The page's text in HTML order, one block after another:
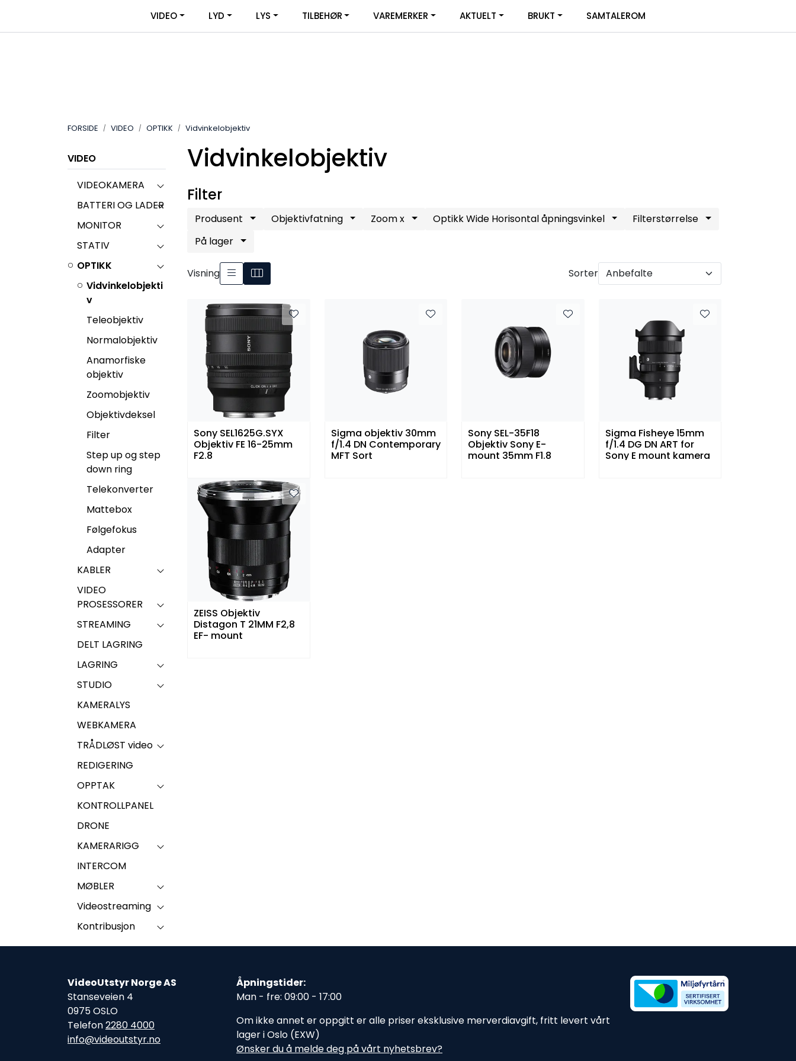
OM VIDEOUTSTYR | KONTAKT OSS SERVICE | FACEBOOK Infosenter Favoritter
VIDEO LYD LYS TILBEHØR VAREMERKER AKTUELT BRUKT SAMTALEROM
FORSIDE VIDEO OPTIKK Vidvinkelobjektiv
VIDEO
VIDEOKAMERA
BATTERI OG LADER
MONITOR
STATIV
OPTIKK
Vidvinkelobjekti
v
Teleobjektiv
Normalobjektiv
Anamorfiske
objektiv
Zoomobjektiv
Objektivdeksel
Filter
Step up og step
down ring
Telekonverter
Mattebox
Følgefokus
Adapter
KABLER
VIDEO
PROSESSORER
STREAMING
DELT LAGRING
LAGRING
STUDIO
KAMERALYS
WEBKAMERA
TRÅDLØST video
REDIGERING
OPPTAK
KONTROLLPANEL
DRONE
KAMERARIGG
INTERCOM
MØBLER
Videostreaming
Kontribusjon
Vidvinkelobjektiv
Filter
Produsent Objektivfatning Zoom x Optikk Wide Horisontal åpningsvinkel
Filterstørrelse
På lager
Visning Sorter
Sony SEL1625G.SYX
Objektiv FE 16-25mm
F2.8
Sigma objektiv 30mm
f/1.4 DN Contemporary
MFT Sort
Sony SEL-35F18
Objektiv Sony E-
mount 35mm F1.8
Sigma Fisheye 15mm
f/1.4 DG DN ART for
Sony E mount kamera
ZEISS Objektiv
Distagon T 21MM F2,8
EF- mount
VideoUtstyr Norge AS
Stanseveien 4
0975 OSLO
Telefon2280 4000
info@videoutstyr.no
Åpningstider:
Man - fre: 09:00 - 17:00
Om ikke annet er oppgitt er alle priser eksklusive merverdiavgift, fritt levert vårt
lager i Oslo (EXW)
Ønsker du å melde deg på vårt nyhetsbrev?